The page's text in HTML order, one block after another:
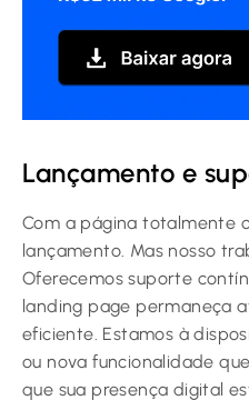
Lançamento e
Com a página totalmente
lançamento. Mas nosso
Oferecemos suporte
landing page permaneça
eficiente. Estamos à
ou nova funcionalidade
que sua presença digital